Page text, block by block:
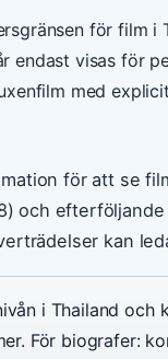
för film i
endast visas för
med
för att se
och
kan
i Thailand och
För biografer: